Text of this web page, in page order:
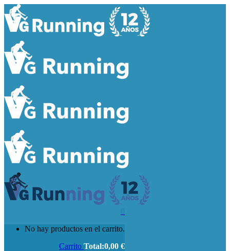
No hay productos en el carrito.
Carrito Total:0,00 €